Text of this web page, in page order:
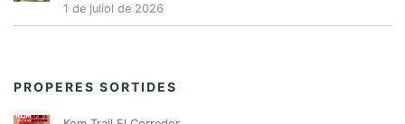
1 de juliol de 2026
PROPERES SORTIDES